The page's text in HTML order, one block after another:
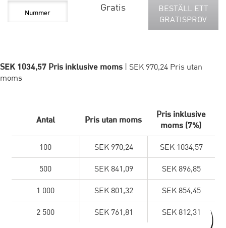
Gratis
BESTÄLL ETT
GRATISPROV
SEK 1034,57 Pris inklusive moms | SEK 970,24 Pris utan
moms
Antal Pris utan moms
Pris inklusive
moms (7%)
100 SEK 970,24 SEK 1034,57
500 SEK 841,09 SEK 896,85
1 000 SEK 801,32 SEK 854,45
2 500 SEK 761,81 SEK 812,31